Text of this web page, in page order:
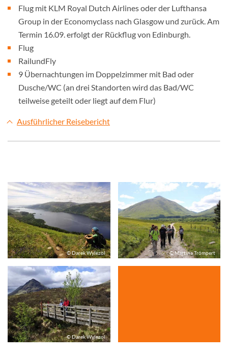
Flug mit KLM Royal Dutch Airlines oder der Lufthansa
Group in der Economyclass nach Glasgow und zurück. Am
Termin 16.09. erfolgt der Rückflug von Edinburgh.
Flug
RailundFly
9 Übernachtungen im Doppelzimmer mit Bad oder
Dusche/WC (an drei Standorten wird das Bad/WC
teilweise geteilt oder liegt auf dem Flur)
Ausführlicher Reisebericht
© Darek Wylezol © Martina Trömpert
© Darek Wylezol